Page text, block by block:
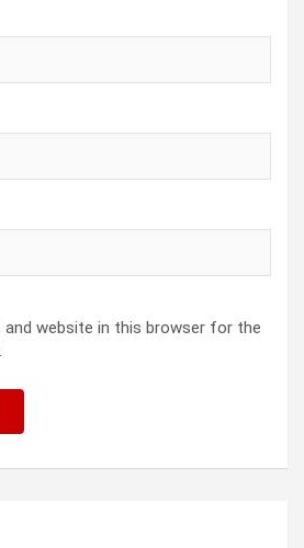
and website in this browser for the